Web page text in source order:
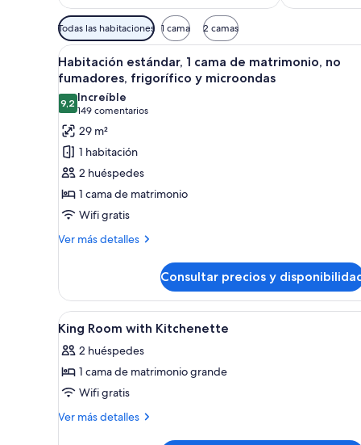
Filtros
disponibles
para
las
habitaciones
Todas las habitaciones 1 cama 2 camas
Abrir
todas
las
fotos
de
Habitación
estándar,
1
cama
de
matrimonio,
frigorífico
y
microondas
Una habitación de hotel
5
Habitación estándar, 1 cama de matrimonio, no
fumadores, frigorífico y microondas
9,29,2 de 10
Increíble
149 comentarios
(149 comentarios)
29 m²
1 habitación
2 huéspedes
1 cama de matrimonio
Wifi gratis
Ver más detalles
Más
estándar,
cama
matrimonio,
no
frigorífico
y
Consultar precios y
Abrir
todas
las
fotos
de
King
Ropa de cama
7
King Room with Kitchenette
2 huéspedes
1 cama de matrimonio grande
Wifi gratis
Ver más detalles
Más